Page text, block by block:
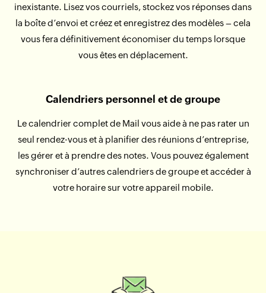
inexistante. Lisez vos courriels, stockez vos réponses dans
la boîte d’envoi et créez et enregistrez des modèles – cela
vous fera définitivement économiser du temps lorsque
vous êtes en déplacement.
Calendriers personnel et de groupe
Le calendrier complet de Mail vous aide à ne pas rater un
seul rendez-vous et à planifier des réunions d’entreprise,
les gérer et à prendre des notes. Vous pouvez également
synchroniser d’autres calendriers de groupe et accéder à
votre horaire sur votre appareil mobile.